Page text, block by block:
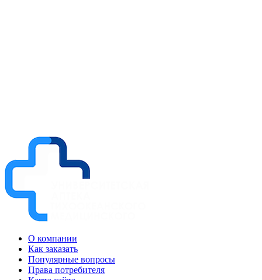
О компании
Как заказать
Популярные вопросы
Права потребителя